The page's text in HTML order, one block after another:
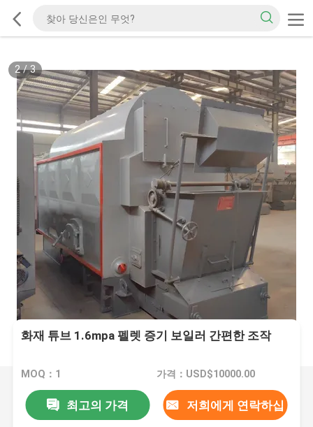
2/3
화재 튜브 1.6mpa 펠렛 증기 보일러 간편한 조작
MOQ：1 가격：USD$10000.00
최고의 가격 저희에게 연락하십